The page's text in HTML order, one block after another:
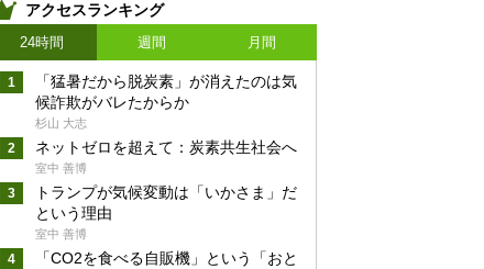
アクセスランキング
24時間 週間 月間
「猛暑だから脱炭素」が消えたのは気
候詐欺がバレたからか
杉山 大志
ネットゼロを超えて：炭素共生社会へ
室中 善博
トランプが気候変動は「いかさま」だ
という理由
室中 善博
「CO2を食べる自販機」という「おと